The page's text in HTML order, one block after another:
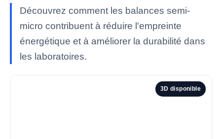
Découvrez comment les balances semi-
micro contribuent à réduire l'empreinte
énergétique et à améliorer la durabilité dans
les laboratoires.
3D disponible